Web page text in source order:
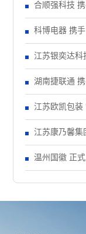
合顺强科技
大会！
科博电器 携
动大会！
江苏银奕达科
正式启动 管
湖南捷联通
江苏欧凯包装
江苏康乃馨集
温州国徽 正